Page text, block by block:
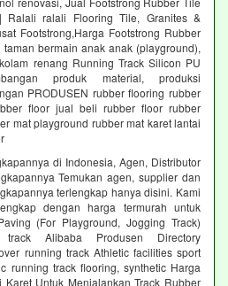
ralali Flooring Tile, Granites &
Footstrong,Harga Footstrong Rubber
bermain anak anak (playground),
renang Running Track Silicon PU
produk material, produksi
PRODUSEN rubber flooring rubber
floor jual beli rubber floor rubber
mat playground rubber mat karet lantai
di Indonesia, Agen, Distributor
Temukan agen, supplier dan
terlengkap hanya disini. Kami
dengan harga termurah untuk
(For Playground, Jogging Track)
Alibaba Produsen Directory
running track Athletic facilities sport
running track flooring, synthetic Harga
Untuk Menjalankan Track Rubber